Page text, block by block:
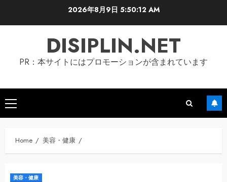
2026年8月9日 5:50:13 AM
DISIPLIN.NET
PR：本サイトにはプロモーションが含まれています
Primary
Menu
Home 美容・健康
美容・健康